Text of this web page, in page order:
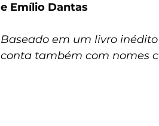
e Emílio Dantas
Baseado em um livro
conta também com nomes